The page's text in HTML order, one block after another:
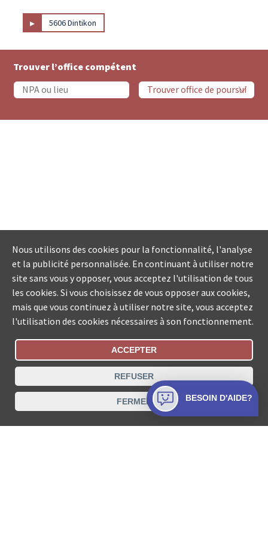
▸ 5606 Dintikon
Trouver l’office compétent
Statut De La Commande
Recherche des offices de Suisse
Protection des données Mentions légales
Conditions d’utilisation Contact
Nous utilisons des cookies pour la fonctionnalité, l'analyse
et la publicité personnalisée. En continuant à utiliser notre
site sans vous y opposer, vous acceptez l'utilisation de tous
les cookies. Si vous choisissez de vous opposer aux cookies,
mais que vous continuez à utiliser notre site, vous acceptez
l'utilisation des cookies nécessaires à son fonctionnement.
ACCEPTER
REFUSER
FERMER BESOIN D'AIDE?